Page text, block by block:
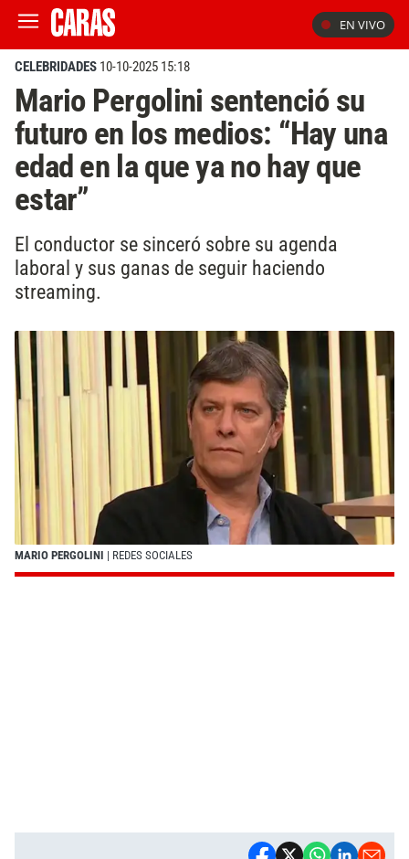
EN VIVO
CELEBRIDADES 10-10-2025 15:18
Mario Pergolini sentenció su
futuro en los medios: “Hay una
edad en la que ya no hay que
estar”
El conductor se sinceró sobre su agenda
laboral y sus ganas de seguir haciendo
streaming.
MARIO PERGOLINI | REDES SOCIALES